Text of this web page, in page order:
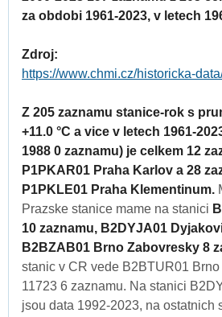
za obdobi 1961-2023, v letech
Zdroj:
https://www.chmi.cz/historicka-
Z 205 zaznamu stanice-rok s
+11.0 °C a vice v letech 1961-
1988 0 zaznamu) je celkem 12
P1PKAR01 Praha Karlov a 28
P1PKLE01 Praha Klementinum.
Prazske stanice mame na stanici
10 zaznamu, B2DYJA01
B2BZAB01 Brno Zabovresky 8
stanic v CR vede B2BTUR01
11723 6 zaznamu. Na stanici
jsou data 1992-2023, na ostatnich